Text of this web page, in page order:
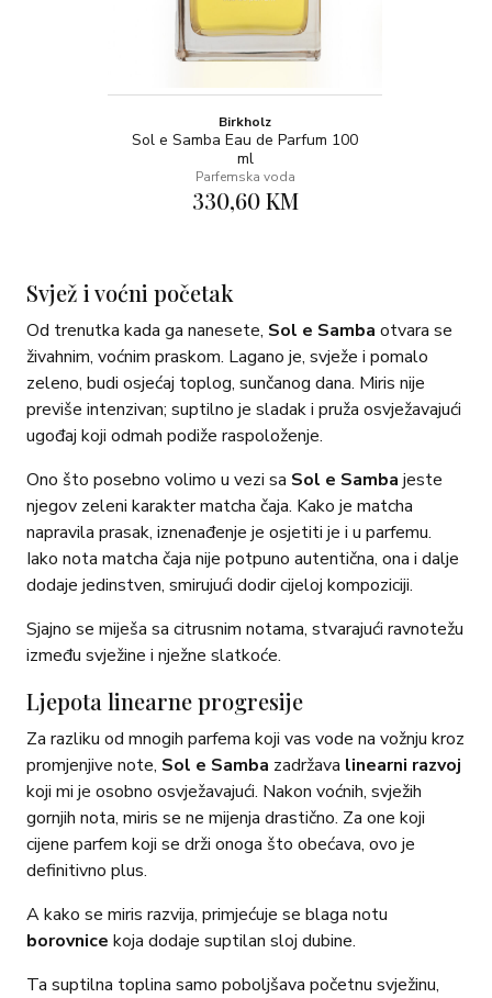
Birkholz
Sol e Samba Eau de Parfum 100
ml
Parfemska voda
330,60 KM
Svjež i voćni početak
Od trenutka kada ga nanesete, Sol e Samba otvara se
živahnim, voćnim praskom. Lagano je, svježe i pomalo
zeleno, budi osjećaj toplog, sunčanog dana. Miris nije
previše intenzivan; suptilno je sladak i pruža osvježavajući
ugođaj koji odmah podiže raspoloženje.
Ono što posebno volimo u vezi sa Sol e Samba jeste
njegov zeleni karakter matcha čaja. Kako je matcha
napravila prasak, iznenađenje je osjetiti je i u parfemu.
Iako nota matcha čaja nije potpuno autentična, ona i dalje
dodaje jedinstven, smirujući dodir cijeloj kompoziciji.
Sjajno se miješa sa citrusnim notama, stvarajući ravnotežu
između svježine i nježne slatkoće.
Ljepota linearne progresije
Za razliku od mnogih parfema koji vas vode na vožnju kroz
promjenjive note, Sol e Samba zadržava linearni razvoj
koji mi je osobno osvježavajući. Nakon voćnih, svježih
gornjih nota, miris se ne mijenja drastično. Za one koji
cijene parfem koji se drži onoga što obećava, ovo je
definitivno plus.
A kako se miris razvija, primjećuje se blaga notu
borovnice koja dodaje suptilan sloj dubine.
Ta suptilna toplina samo poboljšava početnu svježinu,